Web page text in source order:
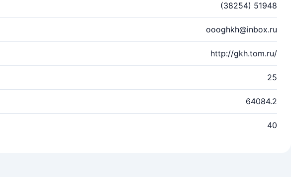
(38254) 51948
oooghkh@inbox.ru
http://gkh.tom.ru/
25
64084.2
40